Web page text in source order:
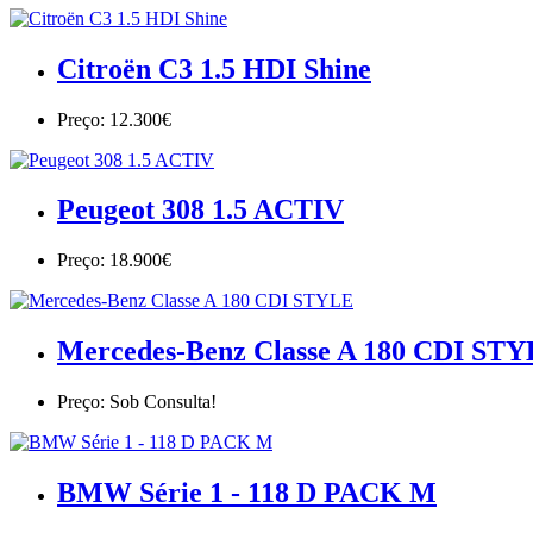
Citroën C3 1.5 HDI Shine
Preço: 12.300€
Peugeot 308 1.5 ACTIV
Preço: 18.900€
Mercedes-Benz Classe A 180 CDI
Preço: Sob Consulta!
BMW Série 1 - 118 D PACK M